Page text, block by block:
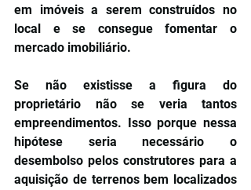
em imóveis a serem construídos no
local e se consegue fomentar o
mercado imobiliário.
Se não existisse a figura do
proprietário não se veria tantos
empreendimentos. Isso porque nessa
hipótese seria necessário o
desembolso pelos construtores para a
aquisição de terrenos bem localizados